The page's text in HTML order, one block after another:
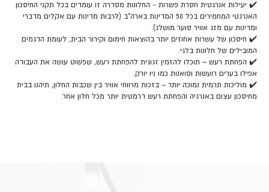
✔️ יעילות אנרגטית חסרת פשרות - החלונות מסדרה זו עומדים בכל תקני החיסכון
האנרגטי המחמירים בכל 50 המדינות בארה"ב (לרבות מדינות עם אקלים מדברי
ומדינות עם מזג אוויר סוער מושלג).
✔️ חיסכון של עשרות אחוזים יותר בהוצאות חימום וקירור הבית, לעומת הדגמים
המובילים של חלונות בלגי.
✔️ הפחתת רעש – תוכלו להזמין זגוגית להפחתת רעש, שפשוט עושה את העבודה
אפילו בערים רועשות וסואנות כמו ניו יורק.
✔️ מוליכות תרמית נמוכה יותר – בזכות מרווחי אוויר בין שכבות החלון, תיהנו בבית
מחיסכון עצום באנרגיה והפחתת רעש דרמטית יותר מכל חלון אחר.